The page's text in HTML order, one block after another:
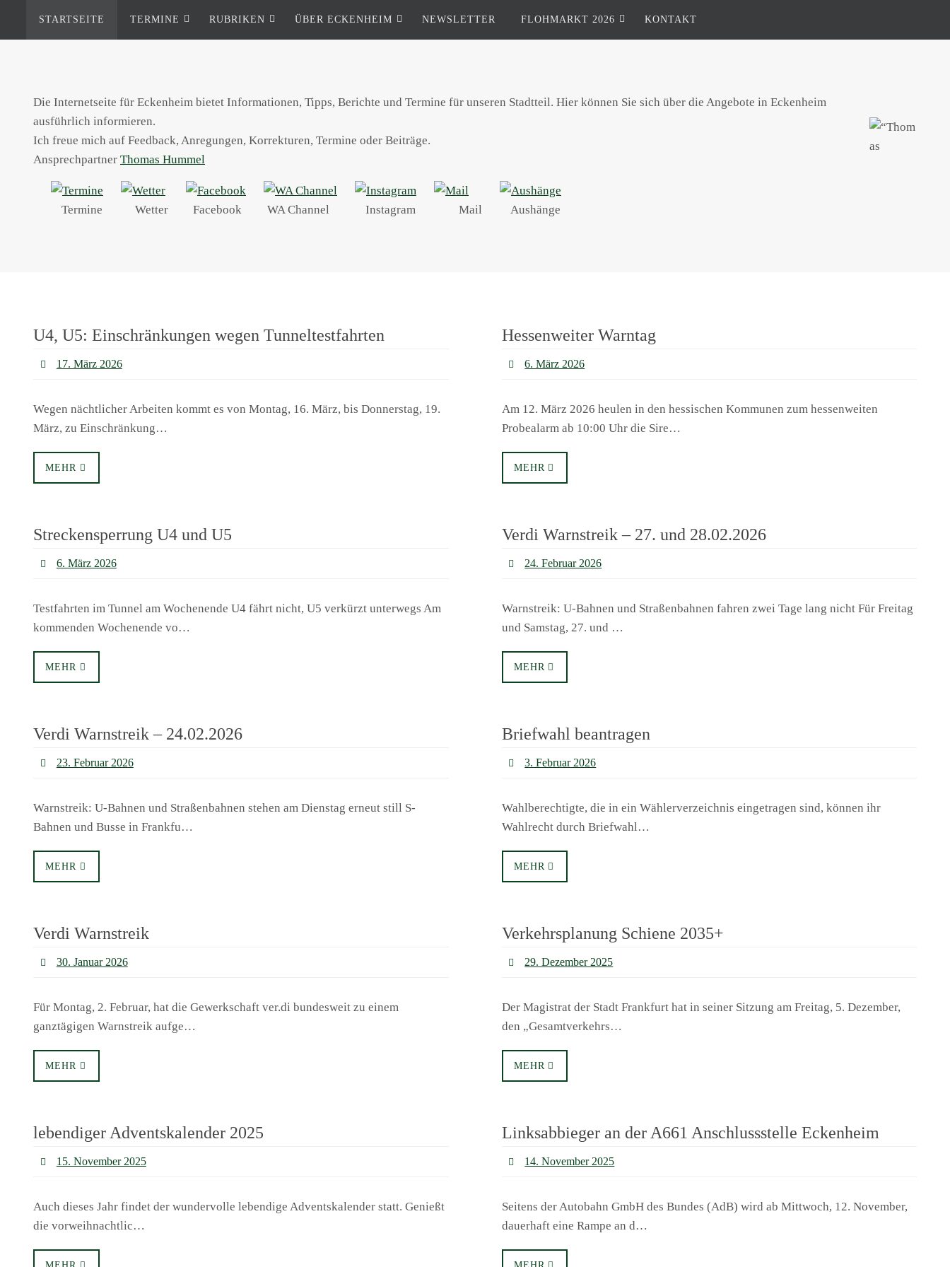
STARTSEITE TERMINE RUBRIKEN ÜBER ECKENHEIM NEWSLETTER FLOHMARKT 2026 KONTAKT
Die Internetseite für Eckenheim bietet Informationen, Tipps, Berichte und Termine für unseren Stadtteil. Hier können Sie sich über die Angebote in Eckenheim
ausführlich informieren.
Ich freue mich auf Feedback, Anregungen, Korrekturen, Termine oder Beiträge.
Ansprechpartner Thomas Hummel
Termine Wetter Facebook WA Channel Instagram Mail Aushänge
U4, U5: Einschränkungen wegen Tunneltestfahrten
17. März 2026
Wegen nächtlicher Arbeiten kommt es von Montag, 16. März, bis Donnerstag, 19.
März, zu Einschränkung…
MEHR
Hessenweiter Warntag
6. März 2026
Am 12. März 2026 heulen in den hessischen Kommunen zum hessenweiten
Probealarm ab 10:00 Uhr die Sire…
MEHR
Streckensperrung U4 und U5
6. März 2026
Testfahrten im Tunnel am Wochenende U4 fährt nicht, U5 verkürzt unterwegs Am
kommenden Wochenende vo…
MEHR
Verdi Warnstreik – 27. und 28.02.2026
24. Februar 2026
Warnstreik: U-Bahnen und Straßenbahnen fahren zwei Tage lang nicht Für Freitag
und Samstag, 27. und …
MEHR
Verdi Warnstreik – 24.02.2026
23. Februar 2026
Warnstreik: U-Bahnen und Straßenbahnen stehen am Dienstag erneut still S-
Bahnen und Busse in Frankfu…
MEHR
Briefwahl beantragen
3. Februar 2026
Wahlberechtigte, die in ein Wählerverzeichnis eingetragen sind, können ihr
Wahlrecht durch Briefwahl…
MEHR
Verdi Warnstreik
30. Januar 2026
Für Montag, 2. Februar, hat die Gewerkschaft ver.di bundesweit zu einem
ganztägigen Warnstreik aufge…
MEHR
Verkehrsplanung Schiene 2035+
29. Dezember 2025
Der Magistrat der Stadt Frankfurt hat in seiner Sitzung am Freitag, 5. Dezember,
den „Gesamtverkehrs…
MEHR
lebendiger Adventskalender 2025
15. November 2025
Auch dieses Jahr findet der wundervolle lebendige Adventskalender statt. Genießt
die vorweihnachtlic…
Linksabbieger an der A661 Anschlussstelle Eckenheim
14. November 2025
Seitens der Autobahn GmbH des Bundes (AdB) wird ab Mittwoch, 12. November,
dauerhaft eine Rampe an d…